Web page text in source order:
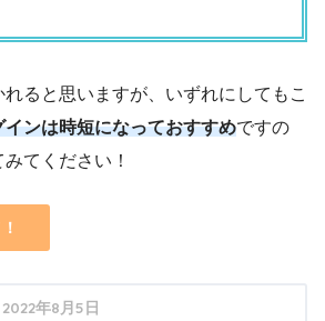
ると思いますが、いずれにしてもこ
インは時短になっておすすめですの
てください！
2022年8月5日